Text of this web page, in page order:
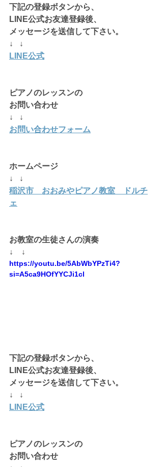
下記の登録ボタンから、
LINE公式お友達登録後、
メッセージを送信して下さい。
↓   ↓
LINE公式
ピアノのレッスンの
お問い合わせ
↓   ↓
お問い合わせフォーム
ホームページ
↓   ↓
稲沢市　おおみやピアノ教室　ドルチ
ェ
お教室の生徒さんの演奏
↓　↓
https://youtu.be/5AbWbYPzTi4?
si=A5ca9HOfYYCJi1cl
下記の登録ボタンから、
LINE公式お友達登録後、
メッセージを送信して下さい。
↓   ↓
LINE公式
ピアノのレッスンの
お問い合わせ